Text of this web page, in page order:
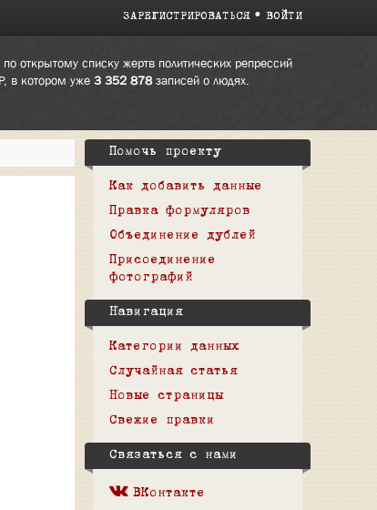
ЗАРЕГИСТРИРОВАТЬСЯ ВОЙТИ
открытому списку жертв политических репрессий
в котором уже 3 352 878записей о людях.
Помочь проекту
Как добавить данные
Правка формуляров
Объединение дублей
Присоединение
фотографий
Навигация
Категории данных
Случайная статья
Новые страницы
Свежие правки
Связаться с нами
ВКонтакте